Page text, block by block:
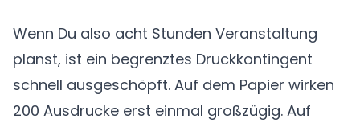
Wenn Du also acht Stunden Veranstaltung
planst, ist ein begrenztes Druckkontingent
schnell ausgeschöpft. Auf dem Papier wirken
200 Ausdrucke erst einmal großzügig. Auf